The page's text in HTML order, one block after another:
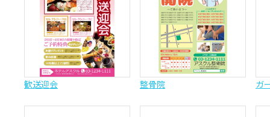
歓送迎会 整骨院 ガ